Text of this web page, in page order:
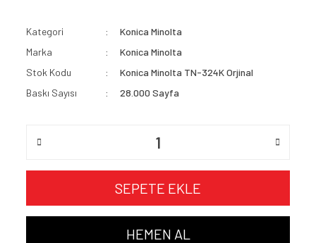
Kategori
Konica Minolta
Marka
Konica Minolta
Stok Kodu
Konica Minolta TN-324K Orjinal
Baskı Sayısı
28.000 Sayfa
SEPETE EKLE
HEMEN AL